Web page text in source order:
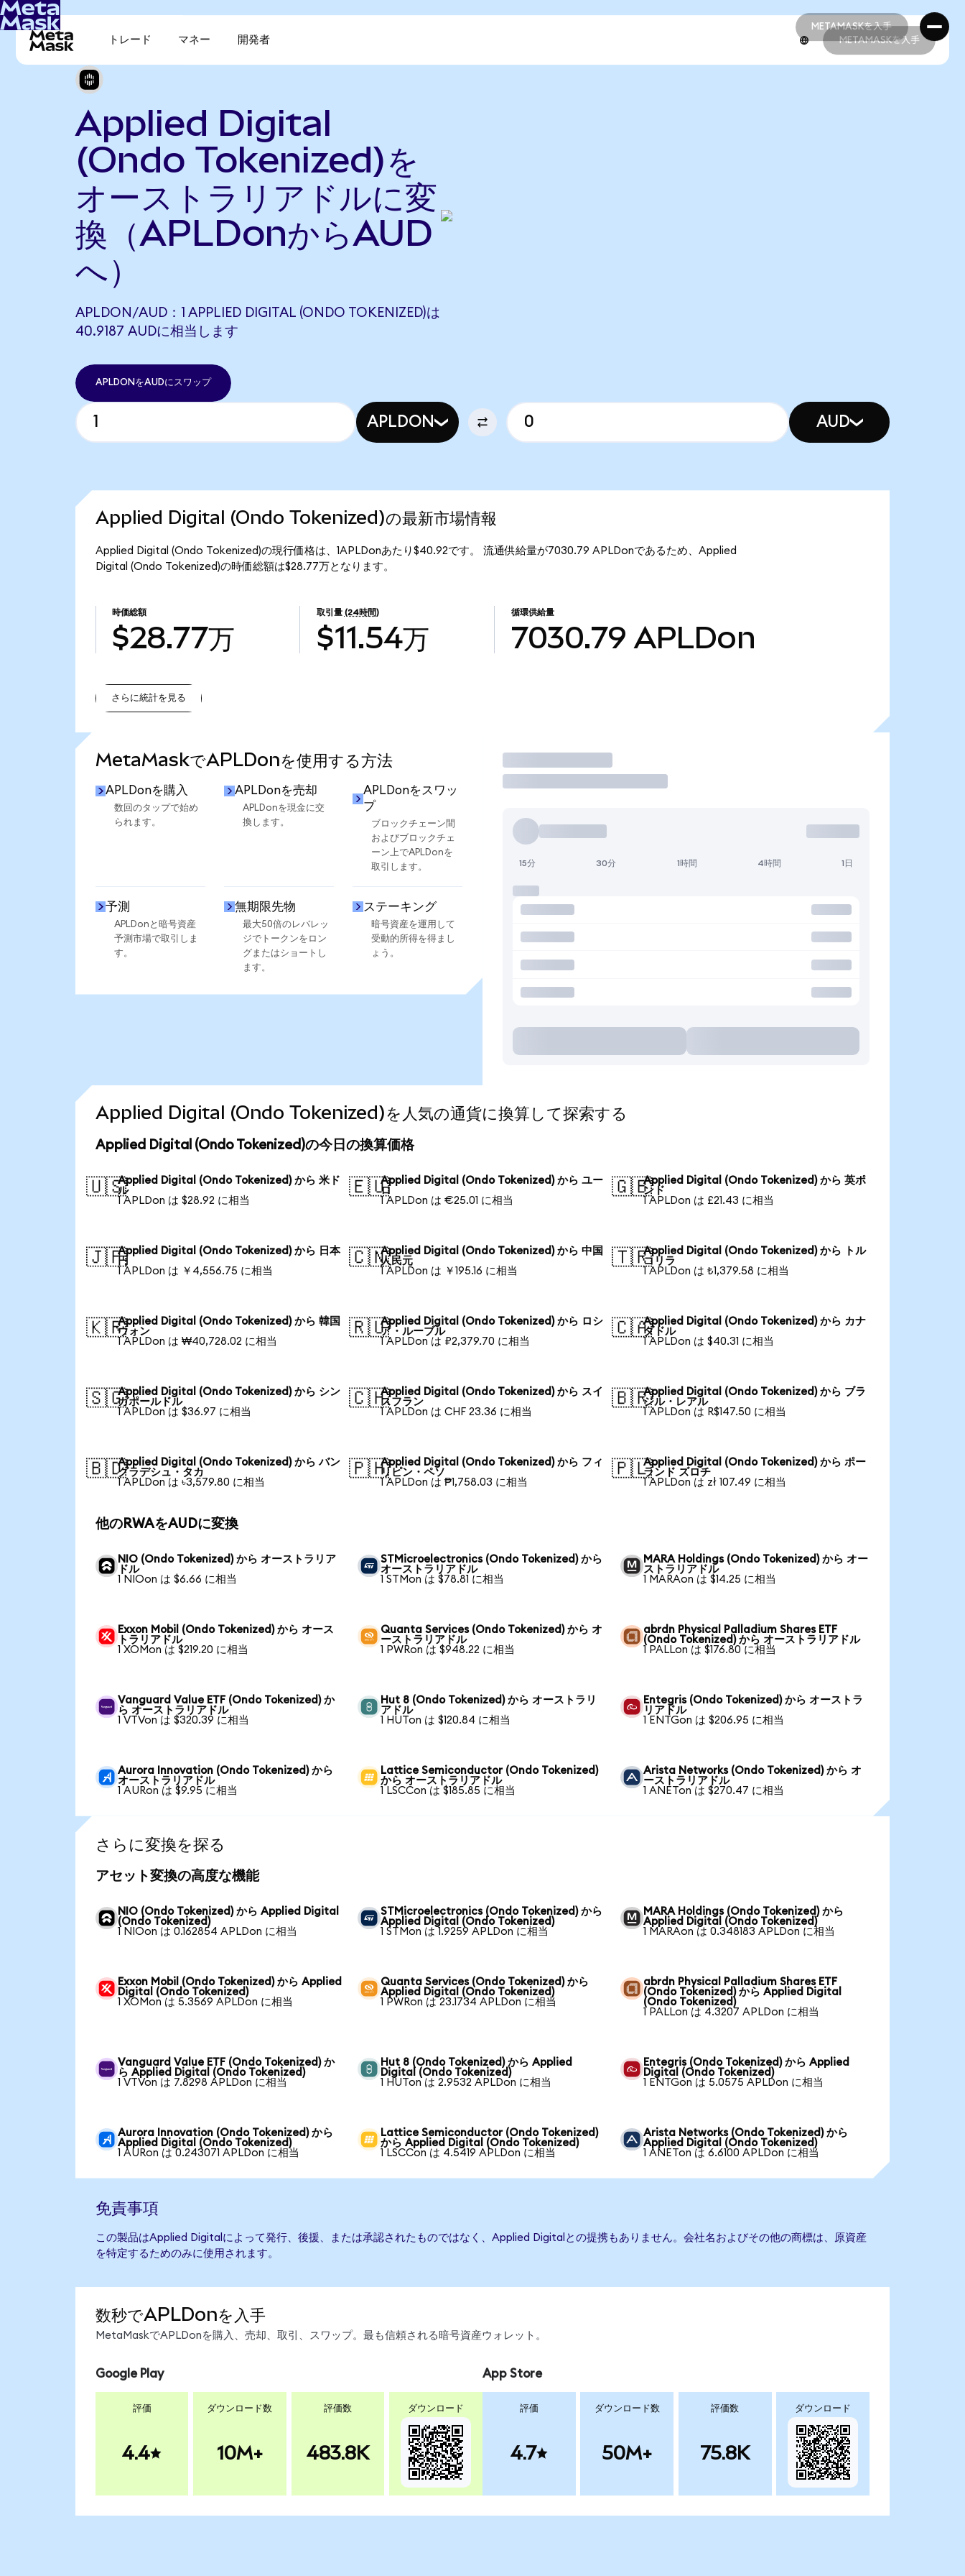
METAMASKを入手
METAMASKを入手
トレード マネー 開発者 METAMASKを入手
Applied Digital
(Ondo Tokenized)を
オーストラリアドルに変
換（APLDonからAUD
へ）
APLDON/AUD：1 APPLIED DIGITAL (ONDO TOKENIZED)は
40.9187 AUDに相当します
APLDONをAUDにスワップ
APLDON AUD
Applied Digital (Ondo Tokenized)の最新市場情報
Applied Digital (Ondo Tokenized)の現行価格は、1APLDonあたり$40.92です。 流通供給量が7030.79 APLDonであるため、Applied
Digital (Ondo Tokenized)の時価総額は$28.77万となります。
時価総額
$28.77万
取引量 (24時間)
$11.54万
循環供給量
7030.79 APLDon
さらに統計を見る
MetaMaskでAPLDonを使用する方法
APLDonを購入
数回のタップで始め
られます。
APLDonを売却
APLDonを現金に交
換します。
APLDonをスワッ
プ
ブロックチェーン間
およびブロックチェ
ーン上でAPLDonを
取引します。
予測
APLDonと暗号資産
予測市場で取引しま
す。
無期限先物
最大50倍のレバレッ
ジでトークンをロン
グまたはショートし
ます。
ステーキング
暗号資産を運用して
受動的所得を得まし
ょう。
取引
15分 30分 1時間 4時間 1日
Applied Digital (Ondo Tokenized)を人気の通貨に換算して探索する
Applied Digital (Ondo Tokenized)の今日の換算価格
🇺🇸Applied Digital (Ondo Tokenized) から 米ド
ル
1 APLDon は $28.92 に相当
🇪🇺Applied Digital (Ondo Tokenized) から ユー
ロ
1 APLDon は €25.01 に相当
🇬🇧Applied Digital (Ondo Tokenized) から 英ポ
ンド
1 APLDon は £21.43 に相当
🇯🇵Applied Digital (Ondo Tokenized) から 日本
円
1 APLDon は ￥4,556.75 に相当
🇨🇳Applied Digital (Ondo Tokenized) から 中国
人民元
1 APLDon は ￥195.16 に相当
🇹🇷Applied Digital (Ondo Tokenized) から トル
コリラ
1 APLDon は ₺1,379.58 に相当
🇰🇷Applied Digital (Ondo Tokenized) から 韓国
ウォン
1 APLDon は ₩40,728.02 に相当
🇷🇺Applied Digital (Ondo Tokenized) から ロシ
ア・ルーブル
1 APLDon は ₽2,379.70 に相当
🇨🇦Applied Digital (Ondo Tokenized) から カナ
ダドル
1 APLDon は $40.31 に相当
🇸🇬Applied Digital (Ondo Tokenized) から シン
ガポールドル
1 APLDon は $36.97 に相当
🇨🇭Applied Digital (Ondo Tokenized) から スイ
スフラン
1 APLDon は CHF 23.36 に相当
🇧🇷Applied Digital (Ondo Tokenized) から ブラ
ジル・レアル
1 APLDon は R$147.50 に相当
🇧🇩Applied Digital (Ondo Tokenized) から バン
グラデシュ・タカ
1 APLDon は ৳3,579.80 に相当
🇵🇭Applied Digital (Ondo Tokenized) から フィ
リピン・ペソ
1 APLDon は ₱1,758.03 に相当
🇵🇱Applied Digital (Ondo Tokenized) から ポー
ランド ズロチ
1 APLDon は zł 107.49 に相当
他のRWAをAUDに変換
NIO (Ondo Tokenized) から オーストラリア
ドル
1 NIOon は $6.66 に相当
STMicroelectronics (Ondo Tokenized) から
オーストラリアドル
1 STMon は $78.81 に相当
MARA Holdings (Ondo Tokenized) から オー
ストラリアドル
1 MARAon は $14.25 に相当
Exxon Mobil (Ondo Tokenized) から オース
トラリアドル
1 XOMon は $219.20 に相当
Quanta Services (Ondo Tokenized) から オ
ーストラリアドル
1 PWRon は $948.22 に相当
abrdn Physical Palladium Shares ETF
(Ondo Tokenized) から オーストラリアドル
1 PALLon は $176.80 に相当
Vanguard Value ETF (Ondo Tokenized) か
ら オーストラリアドル
1 VTVon は $320.39 に相当
Hut 8 (Ondo Tokenized) から オーストラリ
アドル
1 HUTon は $120.84 に相当
Entegris (Ondo Tokenized) から オーストラ
リアドル
1 ENTGon は $206.95 に相当
Aurora Innovation (Ondo Tokenized) から
オーストラリアドル
1 AURon は $9.95 に相当
Lattice Semiconductor (Ondo Tokenized)
から オーストラリアドル
1 LSCCon は $185.85 に相当
Arista Networks (Ondo Tokenized) から オ
ーストラリアドル
1 ANETon は $270.47 に相当
さらに変換を探る
アセット変換の高度な機能
NIO (Ondo Tokenized) から Applied Digital
(Ondo Tokenized)
1 NIOon は 0.162854 APLDon に相当
STMicroelectronics (Ondo Tokenized) から
Applied Digital (Ondo Tokenized)
1 STMon は 1.9259 APLDon に相当
MARA Holdings (Ondo Tokenized) から
Applied Digital (Ondo Tokenized)
1 MARAon は 0.348183 APLDon に相当
Exxon Mobil (Ondo Tokenized) から Applied
Digital (Ondo Tokenized)
1 XOMon は 5.3569 APLDon に相当
Quanta Services (Ondo Tokenized) から
Applied Digital (Ondo Tokenized)
1 PWRon は 23.1734 APLDon に相当
abrdn Physical Palladium Shares ETF
(Ondo Tokenized) から Applied Digital
(Ondo Tokenized)
1 PALLon は 4.3207 APLDon に相当
Vanguard Value ETF (Ondo Tokenized) か
ら Applied Digital (Ondo Tokenized)
1 VTVon は 7.8298 APLDon に相当
Hut 8 (Ondo Tokenized) から Applied
Digital (Ondo Tokenized)
1 HUTon は 2.9532 APLDon に相当
Entegris (Ondo Tokenized) から Applied
Digital (Ondo Tokenized)
1 ENTGon は 5.0575 APLDon に相当
Aurora Innovation (Ondo Tokenized) から
Applied Digital (Ondo Tokenized)
1 AURon は 0.243071 APLDon に相当
Lattice Semiconductor (Ondo Tokenized)
から Applied Digital (Ondo Tokenized)
1 LSCCon は 4.5419 APLDon に相当
Arista Networks (Ondo Tokenized) から
Applied Digital (Ondo Tokenized)
1 ANETon は 6.6100 APLDon に相当
免責事項
この製品はApplied Digitalによって発行、後援、または承認されたものではなく、Applied Digitalとの提携もありません。会社名およびその他の商標は、原資産
を特定するためのみに使用されます。
数秒でAPLDonを入手
MetaMaskでAPLDonを購入、売却、取引、スワップ。最も信頼される暗号資産ウォレット。
Google Play
評価
4.4
ダウンロード数
10M+
評価数
483.8K
ダウンロード
App Store
評価
4.7
ダウンロード数
50M+
評価数
75.8K
ダウンロード